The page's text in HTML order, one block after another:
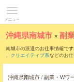
メニュー
沖縄県南城市 ×副
南城市の派遣のお仕事情報です
、 クリエイティブ系などのお
沖縄県南城市 / 副業・Wワ